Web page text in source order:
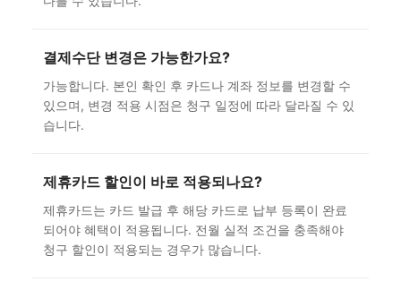
결제수단 변경은 가능한가요?
가능합니다. 본인 확인 후 카드나 계좌 정보를 변경할 수
있으며, 변경 적용 시점은 청구 일정에 따라 달라질 수 있
습니다.
제휴카드 할인이 바로 적용되나요?
제휴카드는 카드 발급 후 해당 카드로 납부 등록이 완료
되어야 혜택이 적용됩니다. 전월 실적 조건을 충족해야
청구 할인이 적용되는 경우가 많습니다.